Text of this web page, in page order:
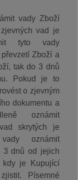
vady Zboží
vad je
tyto vady
Zboží a
tak do 3 dnů
Pokud je to
o zjevným
dokumentu a
oznámit
skrytých je
oznámit
3 dnů od jejich
kdy je Kupující
Písemné